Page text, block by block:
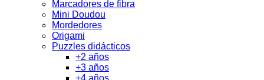
Marcadores de fibra
Mini Doudou
Mordedores
Origami
Puzzles didácticos
+2 años
+3 años
+4 años